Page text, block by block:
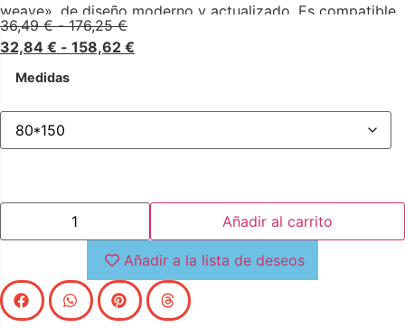
weave», de diseño moderno y actualizado. Es compatible
con suelos radiantes, y además tolera muy bien la
humedad.
36,49€ - 176,25€
32,84 € - 158,62 €
Medidas
Añadir al carrito
Añadir a la lista de deseos